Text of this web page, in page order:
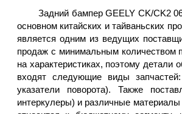
Задний бампер GEELY CK/CK2
основном китайских и тайваньских
является одним из ведущих
продаж с минимальным количеством
на характеристиках, поэтому
входят следующие виды
указатели поворота). Также
интеркулеры) и различные